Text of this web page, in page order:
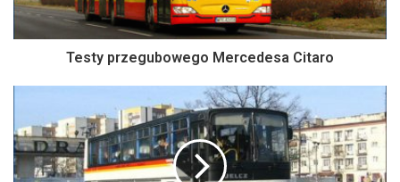
Testy przegubowego Mercedesa Citaro